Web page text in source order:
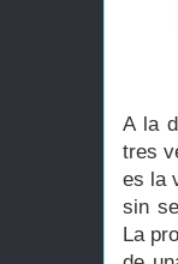
A la
tres
es la
sin
La